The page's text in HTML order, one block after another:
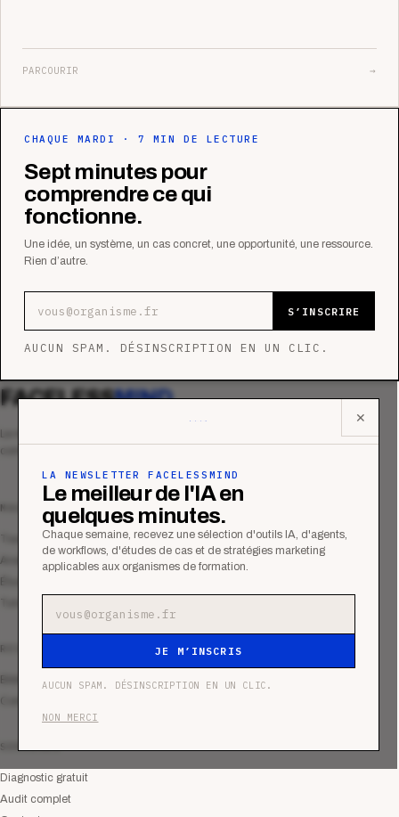
PARCOURIR →
CHAQUE MARDI · 7 MIN DE LECTURE
Sept minutes pour
comprendre ce qui
fonctionne.
Une idée, un système, un cas concret, une opportunité, une ressource.
Rien d’autre.
S’INSCRIRE
AUCUN SPAM. DÉSINSCRIPTION EN UN CLIC.
✕
LA NEWSLETTER FACELESSMIND
Le meilleur de l'IA en
quelques minutes.
Chaque semaine, recevez une sélection d'outils IA, d'agents,
de workflows, d'études de cas et de stratégies marketing
applicables aux organismes de formation.
JE M’INSCRIS
AUCUN SPAM. DÉSINSCRIPTION EN UN CLIC.
NON MERCI
FACELESSMIND
commerciale des organismes de formation.
MAGAZINE
Tous les articles
Analyses
Tutoriels
RESSOURCES
Bibliothèque
Communauté
SERVICES
Diagnostic gratuit
Audit complet